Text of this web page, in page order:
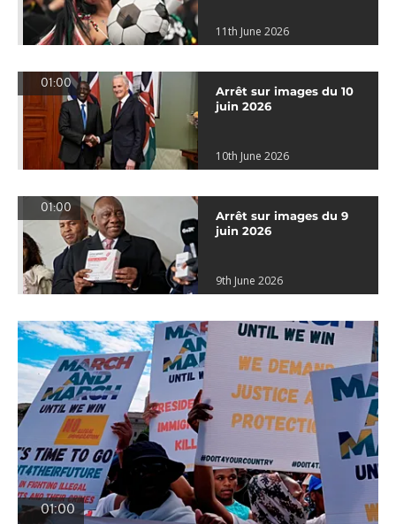
11th June 2026
01:00
Arrêt sur images du 10
juin 2026
10th June 2026
01:00
Arrêt sur images du 9
juin 2026
9th June 2026
01:00